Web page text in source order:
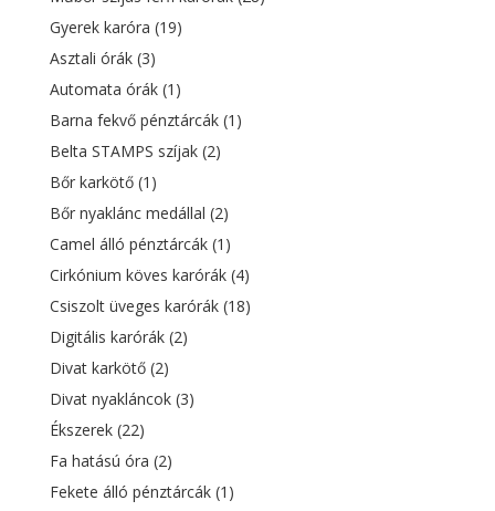
Gyerek karóra (19)
Asztali órák (3)
Automata órák (1)
Barna fekvő pénztárcák (1)
Belta STAMPS szíjak (2)
Bőr karkötő (1)
Bőr nyaklánc medállal (2)
Camel álló pénztárcák (1)
Cirkónium köves karórák (4)
Csiszolt üveges karórák (18)
Digitális karórák (2)
Divat karkötő (2)
Divat nyakláncok (3)
Ékszerek (22)
Fa hatású óra (2)
Fekete álló pénztárcák (1)